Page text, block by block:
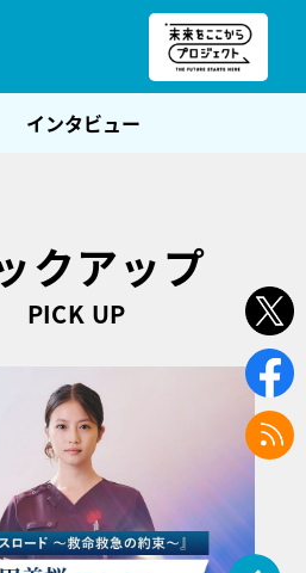
インタビュー
クアップ
PICK UP